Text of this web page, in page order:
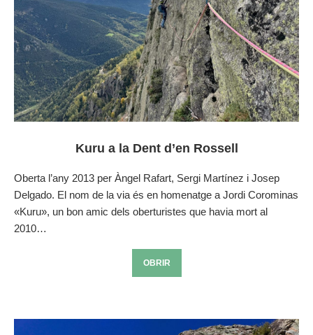
Kuru a la Dent d’en Rossell
Oberta l’any 2013 per Àngel Rafart, Sergi Martínez i Josep
Delgado. El nom de la via és en homenatge a Jordi Corominas
«Kuru», un bon amic dels oberturistes que havia mort al
2010…
OBRIR